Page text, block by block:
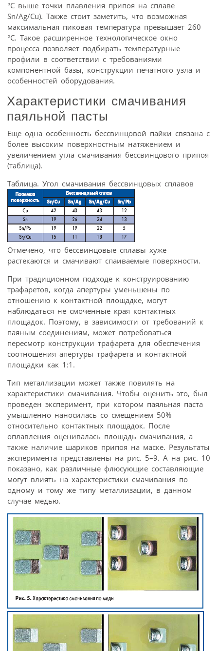
°C выше точки плавления припоя на сплаве
Sn/Ag/Cu). Также стоит заметить, что возможная
максимальная пиковая температура превышает 260
°C. Такое расширенное технологическое окно
процесса позволяет подбирать температурные
профили в соответствии с требованиями
компонентной базы, конструкции печатного узла и
особенностей оборудования.
Характеристики смачивания
паяльной пасты
Еще одна особенность бессвинцовой пайки связана с
более высоким поверхностным натяжением и
увеличением угла смачивания бессвинцового припоя
(таблица).
Таблица. Угол смачивания бессвинцовых сплавов
Отмечено, что бессвинцовые сплавы хуже
растекаются и смачивают спаиваемые поверхности.
При традиционном подходе к конструированию
трафаретов, когда апертуры уменьшены по
отношению к контактной площадке, могут
наблюдаться не смоченные края контактных
площадок. Поэтому, в зависимости от требований к
паяным соединениям, может потребоваться
пересмотр конструкции трафарета для обеспечения
соотношения апертуры трафарета и контактной
площадки как 1:1.
Тип металлизации может также повилять на
характеристики смачивания. Чтобы оценить это, был
проведен эксперимент, при котором паяльная паста
умышленно наносилась со смещением 50%
относительно контактных площадок. После
оплавления оценивалась площадь смачивания, а
также наличие шариков припоя на маске. Результаты
эксперимента представлены на рис. 5–9. А на рис. 10
показано, как различные флюсующие составляющие
могут влиять на характеристики смачивания по
одному и тому же типу металлизации, в данном
случае медью.